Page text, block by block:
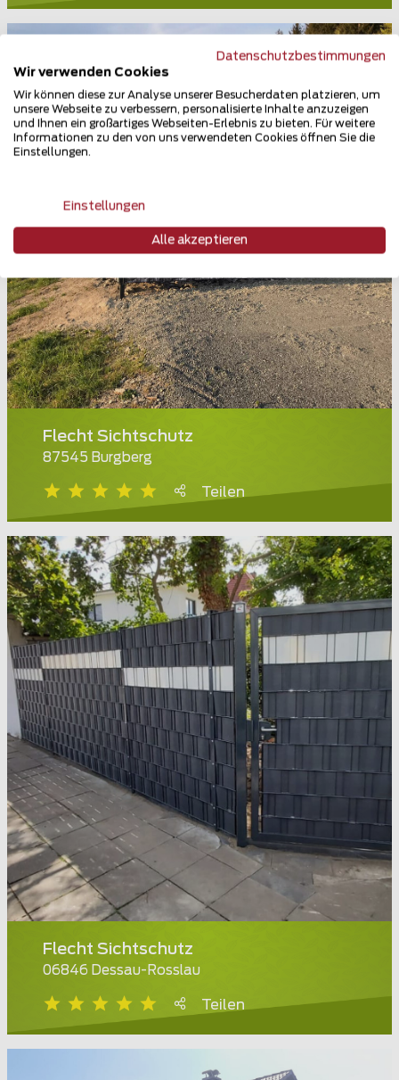
Flecht Sichtschutz
87545 Burgberg
Teilen
Flecht Sichtschutz
06846 Dessau-Rosslau
Teilen
Datenschutzbestimmungen
Wir verwenden Cookies
Wir können diese zur Analyse unserer Besucherdaten platzieren, um
unsere Webseite zu verbessern, personalisierte Inhalte anzuzeigen
und Ihnen ein großartiges Webseiten-Erlebnis zu bieten. Für weitere
Informationen zu den von uns verwendeten Cookies öffnen Sie die
Einstellungen.
Einstellungen
Alle akzeptieren